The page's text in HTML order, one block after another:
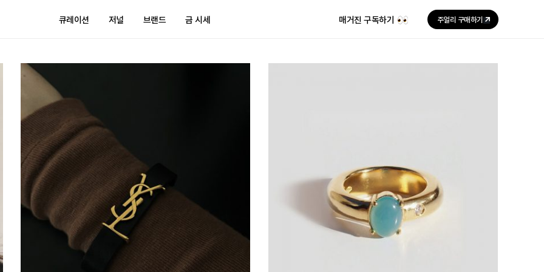
큐레이션
저널 브랜드 금 시세 매거진 구독하기 주얼리 구매하기